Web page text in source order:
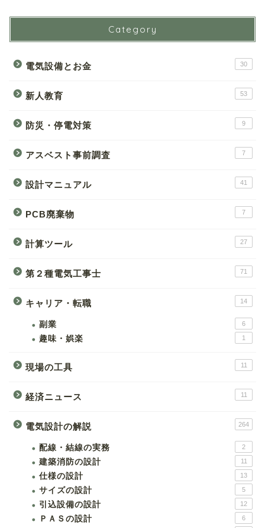
Category
電気設備とお金 30
新人教育 53
防災・停電対策 9
アスベスト事前調査 7
設計マニュアル 41
PCB廃棄物 7
計算ツール 27
第２種電気工事士 71
キャリア・転職 14
副業 6
趣味・娯楽 1
現場の工具 11
経済ニュース 11
電気設計の解説 264
配線・結線の実務 2
建築消防の設計 11
仕様の設計 13
サイズの設計 5
引込設備の設計 12
ＰＡＳの設計 6